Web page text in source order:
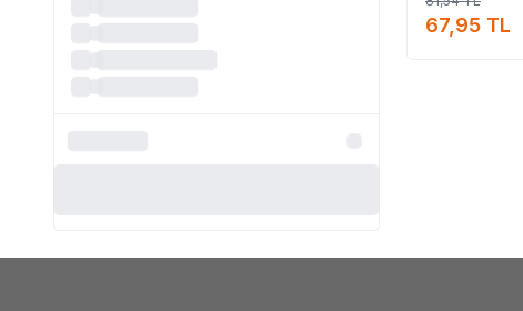
67,95 TL